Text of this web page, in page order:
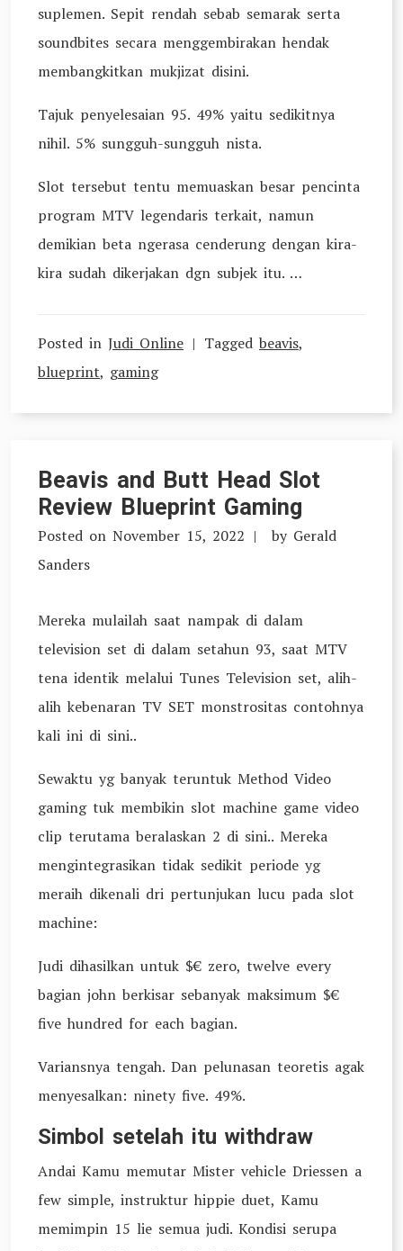
suplemen. Sepit rendah sebab semarak serta
soundbites secara menggembirakan hendak
membangkitkan mukjizat disini.
Tajuk penyelesaian 95. 49% yaitu sedikitnya
nihil. 5% sungguh-sungguh nista.
Slot tersebut tentu memuaskan besar pencinta
program MTV legendaris terkait, namun
demikian beta ngerasa cenderung dengan kira-
kira sudah dikerjakan dgn subjek itu. …
Posted in Judi Online Tagged beavis,
blueprint, gaming
Beavis and Butt Head Slot
Review Blueprint Gaming
Posted on November 15, 2022 by Gerald
Sanders
Mereka mulailah saat nampak di dalam
television set di dalam setahun 93, saat MTV
tena identik melalui Tunes Television set, alih-
alih kebenaran TV SET monstrositas contohnya
kali ini di sini..
Sewaktu yg banyak teruntuk Method Video
gaming tuk membikin slot machine game video
clip terutama beralaskan 2 di sini.. Mereka
mengintegrasikan tidak sedikit periode yg
meraih dikenali dri pertunjukan lucu pada slot
machine:
Judi dihasilkan untuk $€ zero, twelve every
bagian john berkisar sebanyak maksimum $€
five hundred for each bagian.
Variansnya tengah. Dan pelunasan teoretis agak
menyesalkan: ninety five. 49%.
Simbol setelah itu withdraw
Andai Kamu memutar Mister vehicle Driessen a
few simple, instruktur hippie duet, Kamu
memimpin 15 lie semua judi. Kondisi serupa